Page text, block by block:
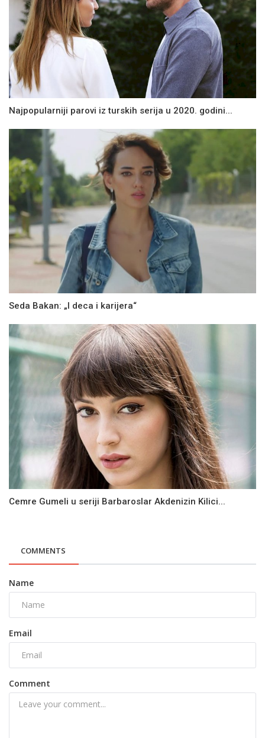
Najpopularniji parovi iz turskih serija u 2020. godini...
Seda Bakan: „I deca i karijera“
Cemre Gumeli u seriji Barbaroslar Akdenizin Kilici...
COMMENTS
Name
Email
Comment